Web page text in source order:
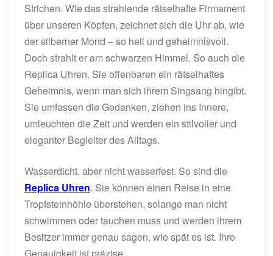
Strichen. Wie das strahlende rätselhafte Firmament
über unseren Köpfen, zeichnet sich die Uhr ab, wie
der silberner Mond – so hell und geheimnisvoll.
Doch strahlt er am schwarzen Himmel. So auch die
Replica Uhren. Sie offenbaren ein rätselhaftes
Geheimnis, wenn man sich ihrem Singsang hingibt.
Sie umfassen die Gedanken, ziehen ins Innere,
umleuchten die Zeit und werden ein stilvoller und
eleganter Begleiter des Alltags.
Wasserdicht, aber nicht wasserfest. So sind die
Replica Uhren. Sie können einen Reise in eine
Tropfsteinhöhle überstehen, solange man nicht
schwimmen oder tauchen muss und werden ihrem
Besitzer immer genau sagen, wie spät es ist. Ihre
Genauigkeit ist präzise.